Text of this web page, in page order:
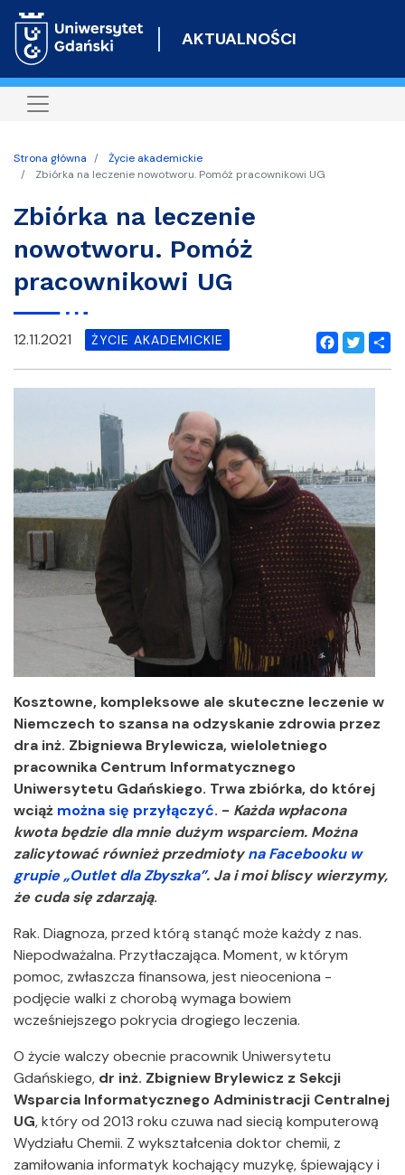
do
AKTUALNOŚCI
Strona główna
Życie akademickie
Zbiórka na leczenie nowotworu. Pomóż pracownikowi UG
Zbiórka na leczenie
nowotworu. Pomóż
pracownikowi UG
Facebook
Twitter
12.11.2021 ŻYCIE AKADEMICKIE
Kosztowne, kompleksowe ale skuteczne leczenie w
Niemczech to szansa na odzyskanie zdrowia przez
dra inż. Zbigniewa Brylewicza, wieloletniego
pracownika Centrum Informatycznego
Uniwersytetu Gdańskiego. Trwa zbiórka, do której
wciąż można się przyłączyć. - Każda wpłacona
kwota będzie dla mnie dużym wsparciem. Można
zalicytować również przedmiotyna Facebooku w
grupie „Outlet dla Zbyszka”. Ja i moi bliscy wierzymy,
że cuda się zdarzają.
Rak. Diagnoza, przed którą stanąć może każdy z nas.
Niepodważalna. Przytłaczająca. Moment, w którym
pomoc, zwłaszcza finansowa, jest nieoceniona -
podjęcie walki z chorobą wymaga bowiem
wcześniejszego pokrycia drogiego leczenia.
O życie walczy obecnie pracownik Uniwersytetu
Gdańskiego, dr inż. Zbigniew Brylewicz z Sekcji
Wsparcia Informatycznego Administracji Centralnej
UG, który od 2013 roku czuwa nad siecią komputerową
Wydziału Chemii. Z wykształcenia doktor chemii, z
zamiłowania informatyk kochający muzykę, śpiewający i